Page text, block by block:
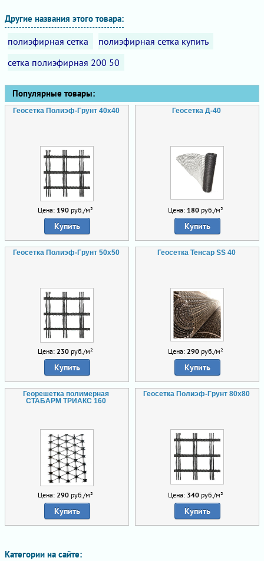
Другие названия этого товара:
полиэфирная сетка
полиэфирная сетка купить
сетка полиэфирная 200 50
Популярные товары:
Геосетка Полиэф-Грунт 40х40
Цена: 190 руб./м²
Купить
Геосетка Д-40
Цена: 180 руб./м²
Купить
Геосетка Полиэф-Грунт 50х50
Цена: 230 руб./м²
Купить
Геосетка Тенсар SS 40
Цена: 290 руб./м²
Купить
Георешетка полимерная
СТАБАРМ ТРИАКС 160
Цена: 290 руб./м²
Купить
Геосетка Полиэф-Грунт 80х80
Цена: 340 руб./м²
Купить
Категории на сайте: